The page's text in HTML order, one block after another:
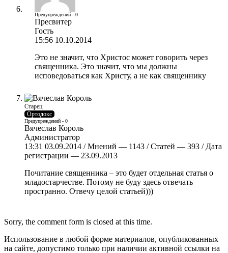
Предупреждений - 0
Пресвитер
Гость
15:56 10.10.2014
Это не значит, что Христос может говорить через
священника. Это значит, что мы должны
исповедоваться как Христу, а не как священнику
Старец
Ортодокс
Предупреждений - 0
Вячеслав Король
Администратор
13:31 03.09.2014 / Мнений — 1143 / Статей — 393 / Дата
регистрации — 23.09.2013
Почитание священника – это будет отдельная статья о
младостарчестве. Потому не буду здесь отвечать
пространно. Отвечу целой статьей)))
Sorry, the comment form is closed at this time.
Использование в любой форме материалов, опубликованных
на сайте, допустимо только при наличии активной ссылки на